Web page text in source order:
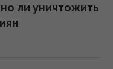
ли уничтожить